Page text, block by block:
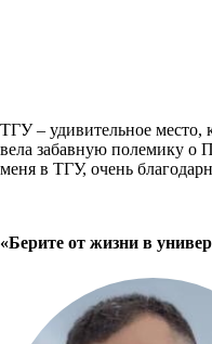
ТГУ – удивительное место,
вела забавную полемику о
меня в ТГУ, очень
«Берите от жизни в